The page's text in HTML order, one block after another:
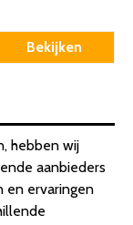
Bekijken
hebben wij
aanbieders
en ervaringen